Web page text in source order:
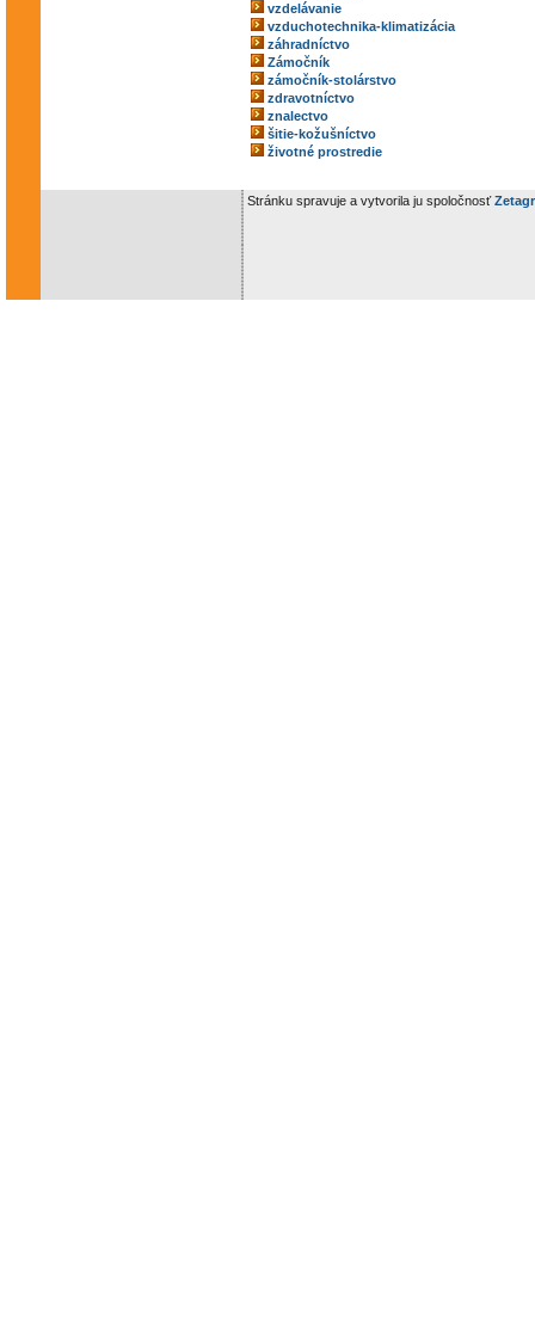
vzdelávanie
vzduchotechnika-klimatizácia
záhradníctvo
Zámočník
zámočník-stolárstvo
zdravotníctvo
znalectvo
šitie-kožušníctvo
životné prostredie
Stránku spravuje a vytvorila ju spoločnosť